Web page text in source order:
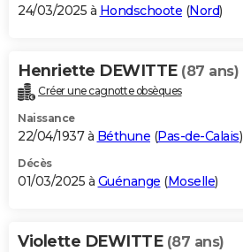
24/03/2025 à Hondschoote (Nord)
Henriette DEWITTE (87 ans)
Créer une cagnotte obsèques
Naissance
22/04/1937 à Béthune (Pas-de-Calais)
Décès
01/03/2025 à Guénange (Moselle)
Violette DEWITTE (87 ans)